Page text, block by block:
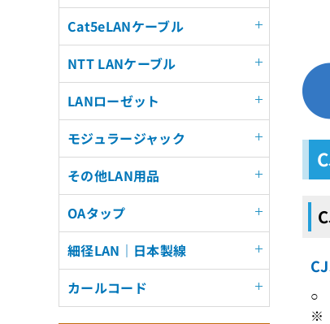
○
※
Cat5eLANケーブル
NTT LANケーブル
LANローゼット
モジュラージャック
その他LAN用品
OAタップ
細径LAN｜日本製線
カールコード